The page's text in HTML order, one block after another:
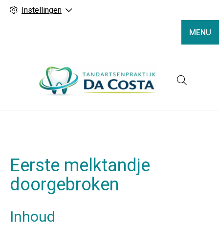
Instellingen
MENU
Eerste melktandje
doorgebroken
Inhoud